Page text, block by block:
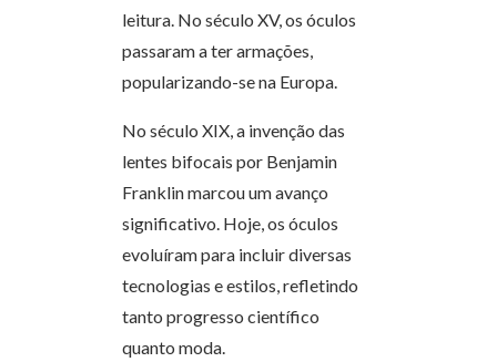
leitura. No século XV, os óculos
passaram a ter armações,
popularizando-se na Europa.
No século XIX, a invenção das
lentes bifocais por Benjamin
Franklin marcou um avanço
significativo. Hoje, os óculos
evoluíram para incluir diversas
tecnologias e estilos, refletindo
tanto progresso científico
quanto moda.